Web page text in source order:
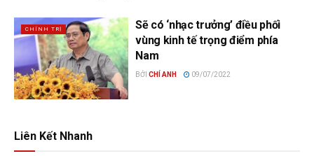
CHÍNH TRỊ
Sẽ có ‘nhạc trưởng’ điều phối
vùng kinh tế trọng điểm phía
Nam
BỞI CHÍ ANH 09/07/2022
Liên Kết Nhanh